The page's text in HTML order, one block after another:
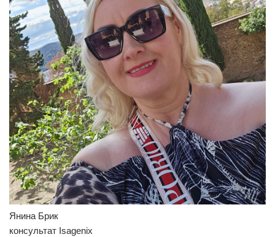
Янина Брик
консультат Isagenix